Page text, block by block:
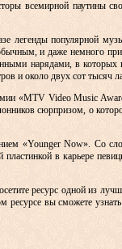
всемирной паутины
легенды популярной
и даже немного
нарядами, в которых
и около двух сот тысяч
«MTV Video Music
сюрпризом, о
«Younger Now». Со
в карьере
ресурс одной из
ресурсе вы сможете